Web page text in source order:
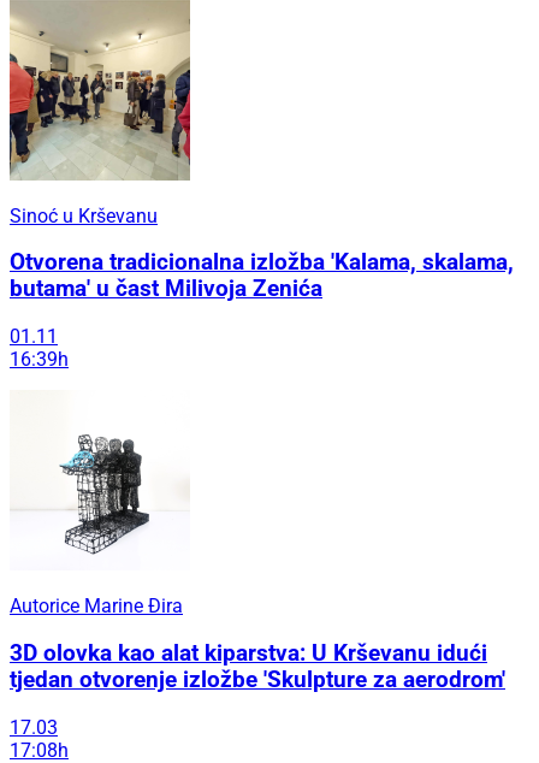
Sinoć u Krševanu
Otvorena tradicionalna izložba 'Kalama, skalama,
butama' u čast Milivoja Zenića
01.11
16:39h
Autorice Marine Đira
3D olovka kao alat kiparstva: U Krševanu idući
tjedan otvorenje izložbe 'Skulpture za aerodrom'
17.03
17:08h